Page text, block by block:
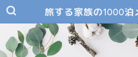
旅する家族の1000泊